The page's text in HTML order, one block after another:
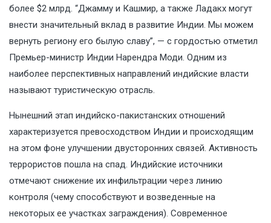
более $2 млрд. “Джамму и Кашмир, а также Ладакх могут
внести значительный вклад в развитие Индии. Мы можем
вернуть региону его былую славу”, — с гордостью отметил
Премьер-министр Индии Нарендра Моди. Одним из
наиболее перспективных направлений индийские власти
называют туристическую отрасль.
Нынешний этап индийско-пакистанских отношений
характеризуется превосходством Индии и происходящим
на этом фоне улучшении двусторонних связей. Активность
террористов пошла на спад. Индийские источники
отмечают снижение их инфильтрации через линию
контроля (чему способствуют и возведенные на
некоторых ее участках заграждения). Современное